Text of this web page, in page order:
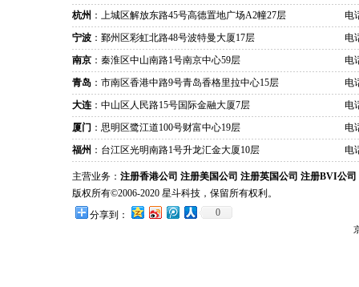
杭州 ：上城区解放东路45号高德置地广场A2幢27层
电
宁波 ：鄞州区彩虹北路48号波特曼大厦17层
电
南京 ：秦淮区中山南路1号南京中心59层
电
青岛 ：市南区香港中路9号青岛香格里拉中心15层
电
大连 ：中山区人民路15号国际金融大厦7层
电
厦门 ：思明区鹭江道100号财富中心19层
电
福州 ：台江区光明南路1号升龙汇金大厦10层 电
主营业务： 注册香港公司 注册美国公司 注册英国公司 注册BVI公司
版权所有©2006-2020 星斗科技，保留所有权利。
分享到：
0